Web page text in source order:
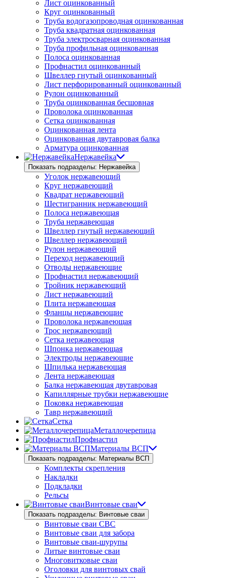
Лист оцинкованный
Круг оцинкованный
Труба водогазопроводная оцинкованная
Труба квадратная оцинкованная
Труба электросварная оцинкованная
Труба профильная оцинкованная
Полоса оцинкованная
Профнастил оцинкованный
Швеллер гнутый оцинкованный
Лист перфорированный оцинкованный
Рулон оцинкованный
Труба оцинкованная бесшовная
Проволока оцинкованная
Сетка оцинкованная
Оцинкованная лента
Оцинкованная двутавровая балка
Арматура оцинкованная
Нержавейка
Показать подразделы: Нержавейка
Уголок нержавеющий
Круг нержавеющий
Квадрат нержавеющий
Шестигранник нержавеющий
Полоса нержавеющая
Труба нержавеющая
Швеллер гнутый нержавеющий
Швеллер нержавеющий
Рулон нержавеющий
Переход нержавеющий
Отводы нержавеющие
Профнастил нержавеющий
Тройник нержавеющий
Лист нержавеющий
Плита нержавеющая
Фланцы нержавеющие
Проволока нержавеющая
Трос нержавеющий
Сетка нержавеющая
Шпонка нержавеющая
Электроды нержавеющие
Шпилька нержавеющая
Лента нержавеющая
Балка нержавеющая двутавровая
Капиллярные трубки нержавеющие
Поковка нержавеющая
Тавр нержавеющий
Сетка
Металлочерепица
Профнастил
Материалы ВСП
Показать подразделы: Материалы ВСП
Комплекты скрепления
Накладки
Подкладки
Рельсы
Винтовые сваи
Показать подразделы: Винтовые сваи
Винтовые сваи СВС
Винтовые сваи для забора
Винтовые сваи-шурупы
Литые винтовые сваи
Многовитковые сваи
Оголовки для винтовых свай